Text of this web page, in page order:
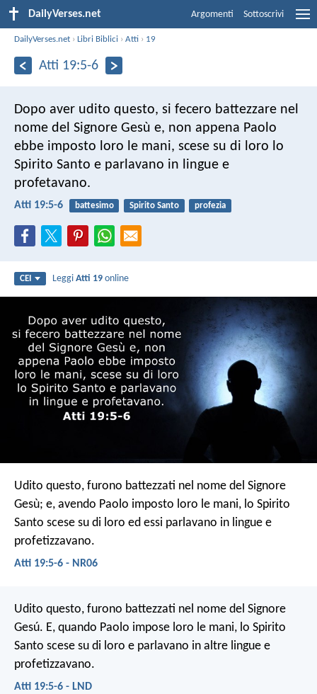
DailyVerses.net Argomenti Sottoscrivi
DailyVerses.net ›Libri Biblici ›Atti › 19
Atti 19:5-6
Dopo aver udito questo, si fecero battezzare nel
nome del Signore Gesù e, non appena Paolo
ebbe imposto loro le mani, scese su di loro lo
Spirito Santo e parlavano in lingue e
profetavano.
Atti 19:5-6 battesimo Spirito Santo profezia
CEI LeggiAtti 19 online
Udito questo, furono battezzati nel nome del Signore
Gesù; e, avendo Paolo imposto loro le mani, lo Spirito
Santo scese su di loro ed essi parlavano in lingue e
profetizzavano.
Atti 19:5-6 - NR06
Udito questo, furono battezzati nel nome del Signore
Gesú. E, quando Paolo impose loro le mani, lo Spirito
Santo scese su di loro e parlavano in altre lingue e
profetizzavano.
Atti 19:5-6 - LND